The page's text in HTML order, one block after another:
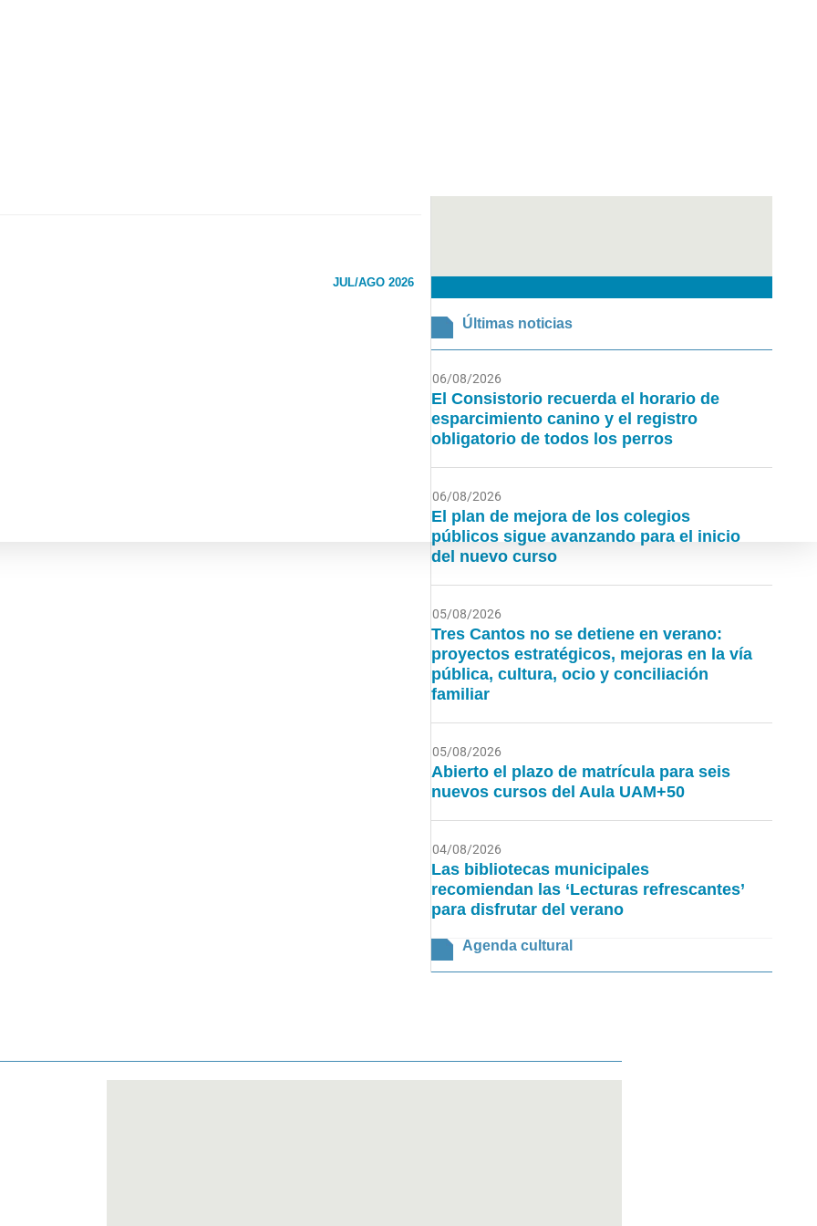
JUL/AGO 2026
Últimas noticias
06/08/2026
El Consistorio recuerda el horario de
esparcimiento canino y el registro
obligatorio de todos los perros
06/08/2026
El plan de mejora de los colegios
públicos sigue avanzando para el inicio
del nuevo curso
05/08/2026
Tres Cantos no se detiene en verano:
proyectos estratégicos, mejoras en la vía
pública, cultura, ocio y conciliación
familiar
05/08/2026
Abierto el plazo de matrícula para seis
nuevos cursos del Aula UAM+50
04/08/2026
Las bibliotecas municipales
recomiendan las ‘Lecturas refrescantes’
para disfrutar del verano
Agenda cultural